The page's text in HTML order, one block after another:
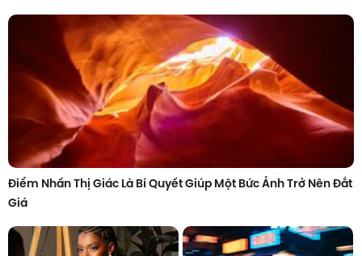
Điểm Nhấn Thị Giác Là Bí Quyết Giúp Một Bức Ảnh Trở Nên Đắt
Giá